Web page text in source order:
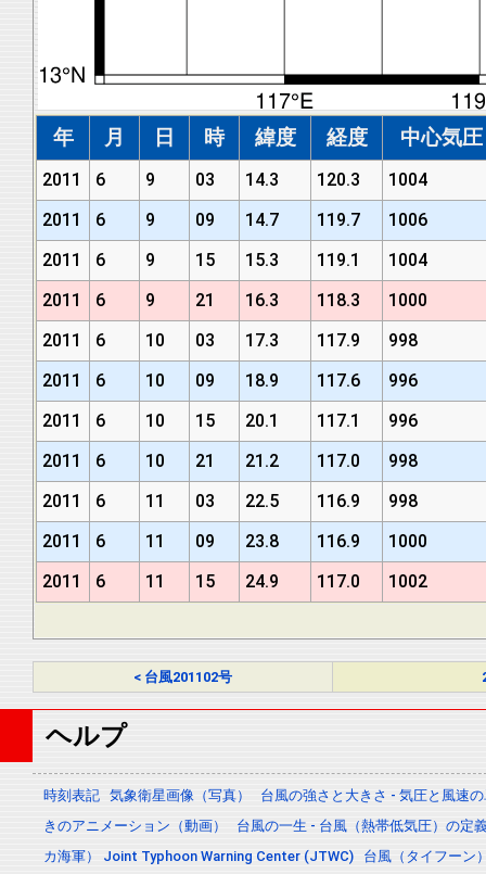
年 月 日 時 緯度 経度 中心気
2011 6 9 03 14.3 120.3
1004
2011
6 9 09 14.7 119.7
1006
2011
6 9 15 15.3 119.1
1004
2011
6 9 21 16.3 118.3
1000
2011
6 10 03 17.3 117.9
998
2011
6 10 09 18.9 117.6
996
2011
6 10 15 20.1 117.1
996
2011
6 10 21 21.2 117.0
998
2011
6 11 03 22.5 116.9
998
2011
6 11 09 23.8 116.9
1000
2011
6 11 15 24.9 117.0 1002
< 台風201102号
ヘルプ
時刻表記 気象衛星画像（写真）
台風の強さと大きさ - 気圧と風速
きのアニメーション（動画）
台風の一生 - 台風（熱帯低気圧）の定
カ海軍） Joint Typhoon Warning Center (JTWC)
台風（タイフーン